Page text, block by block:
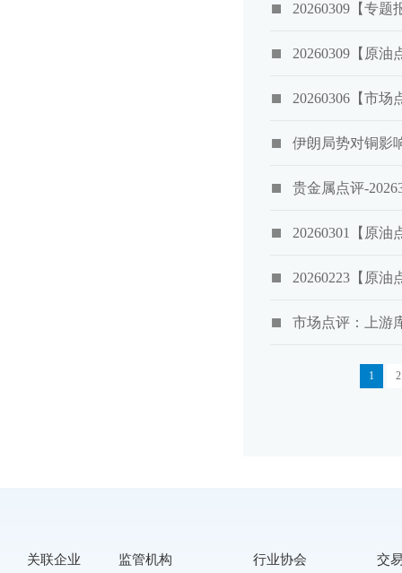
20260309【专
20260309【原
20260306【市
伊朗局势对铜影
贵金属点评-
20260301【原
20260223【原
市场点评：上游
1 2
关联企业 监管机构 行业协会 交